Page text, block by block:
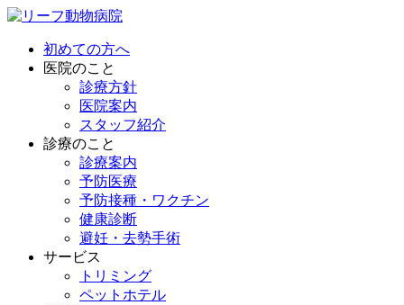
初めての方へ
医院のこと
診療方針
医院案内
スタッフ紹介
診療のこと
診療案内
予防医療
予防接種・ワクチン
健康診断
避妊・去勢手術
サービス
トリミング
ペットホテル